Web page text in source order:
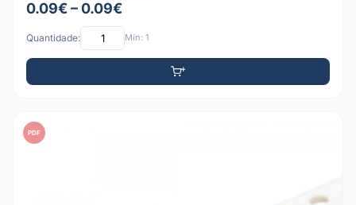
0.09€ – 0.09€
Quantidade: Mín: 1
PDF